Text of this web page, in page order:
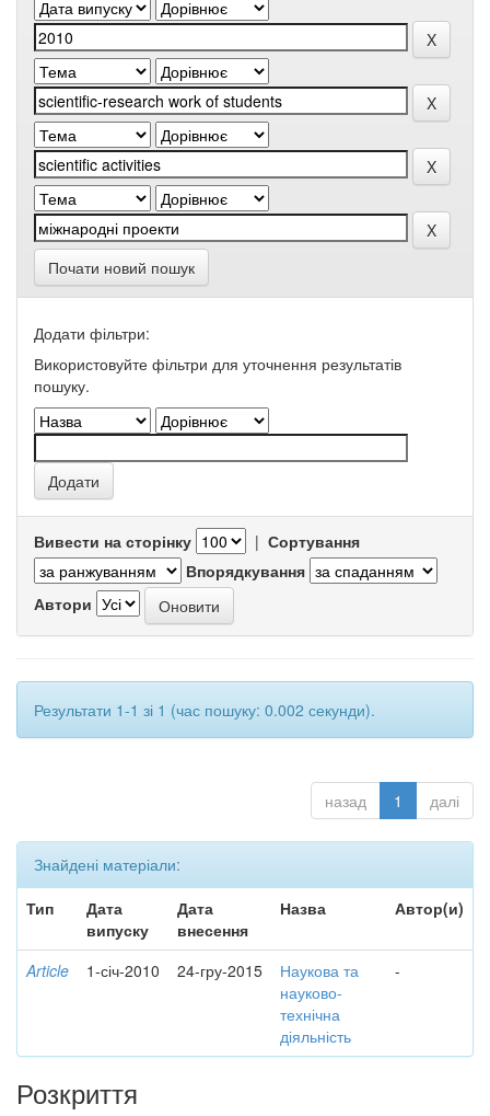
Почати новий пошук
Додати фільтри:
Використовуйте фільтри для уточнення результатів
пошуку.
Вивести на сторінку | Сортування
Впорядкування
Автори
Результати 1-1 зі 1 (час пошуку: 0.002 секунди).
назад 1 далі
Знайдені матеріали:
Тип
Дата
випуску
Дата
внесення
Назва Автор(и)
Article 1-січ-2010 24-гру-2015
Наукова та
науково-
технічна
діяльність
-
Розкриття